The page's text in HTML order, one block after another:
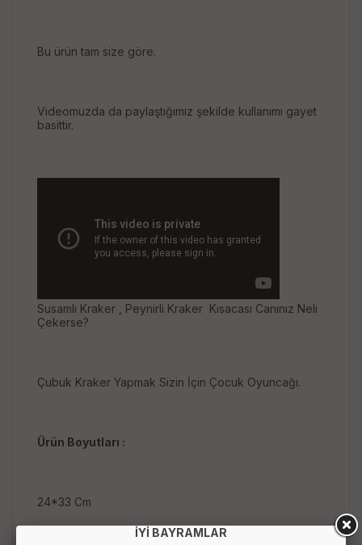
Bu ürün tam size göre.
Videomuzda da paylaştığımız şekilde kullanımı gayet
basittir.
Susamlı Kraker , Peynirli Kraker Kısacası Canınız Neli
Çekerse?
Çubuk Kraker Yapmak Sizin İçin Çocuk Oyuncağı.
Ürün Boyutları :
24*33 Cm
% 100 Türk Malı Olup Gıda İle Teması Uygundur.
İYİ BAYRAMLAR